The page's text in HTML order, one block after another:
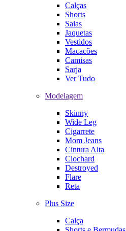
Calças
Shorts
Saias
Jaquetas
Vestidos
Macacões
Camisas
Sarja
Ver Tudo
Modelagem
Skinny
Wide Leg
Cigarrete
Mom Jeans
Cintura Alta
Clochard
Destroyed
Flare
Reta
Plus Size
Calça